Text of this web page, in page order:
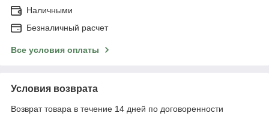
Наличными
Безналичный расчет
Все условия оплаты
Условия возврата
Возврат товара в течение 14 дней по договоренности